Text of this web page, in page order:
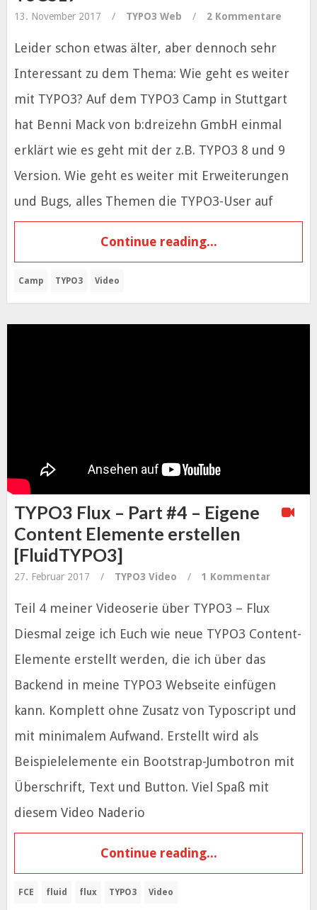
13. November 2017 / TYPO3 Web / 2 Kommentare
Leider schon etwas älter, aber dennoch sehr
Interessant zu dem Thema: Wie geht es weiter
mit TYPO3? Auf dem TYPO3 Camp in Stuttgart
hat Benni Mack von b:dreizehn GmbH einmal
erklärt wie es geht mit der z.B. TYPO3 8 und 9
Version. Wie geht es weiter mit Erweiterungen
und Bugs, alles Themen die TYPO3-User auf
Continue reading...
Camp TYPO3 Video
TYPO3 Flux – Part #4 – Eigene
Content Elemente erstellen
[FluidTYPO3]
27. Februar 2017 / TYPO3 Video / 1 Kommentar
Teil 4 meiner Videoserie über TYPO3 – Flux
Diesmal zeige ich Euch wie neue TYPO3 Content-
Elemente erstellt werden, die ich über das
Backend in meine TYPO3 Webseite einfügen
kann. Komplett ohne Zusatz von Typoscript und
mit minimalem Aufwand. Erstellt wird als
Beispielelemente ein Bootstrap-Jumbotron mit
Überschrift, Text und Button. Viel Spaß mit
diesem Video Naderio
Continue reading...
FCE fluid flux TYPO3 Video